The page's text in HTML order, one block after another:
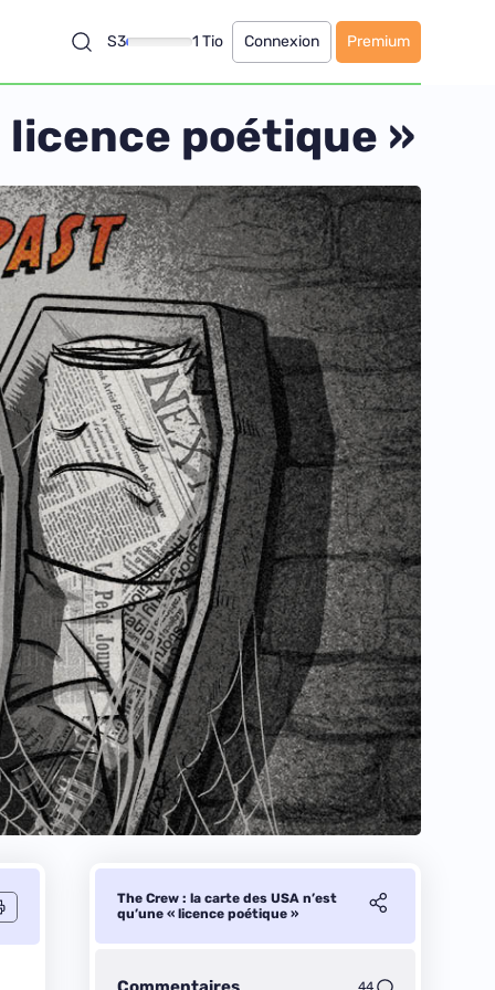
S3 1 Tio Connexion Premium
licence poétique »
The Crew : la carte des USA n’est
qu’une « licence poétique »
44